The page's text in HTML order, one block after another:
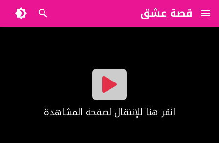
قصة عشق
?>
انقر هنا للإنتقال لصفحة المشاهدة